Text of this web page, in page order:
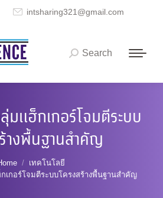
intsharing321@gmail.com
Search:
Search
มแฮ็กเกอร์โจมตีระบบ
างพื้นฐานสำคัญ
เทคโนโลยี
เกอร์โจมตีระบบโครงสร้างพื้นฐานสำคัญ